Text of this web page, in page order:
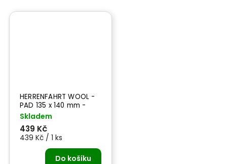
HERRENFAHRT WOOL -
PAD 135 x 140 mm -
brusný kotouč
Skladem
439 Kč
439 Kč / 1 ks
Do košíku